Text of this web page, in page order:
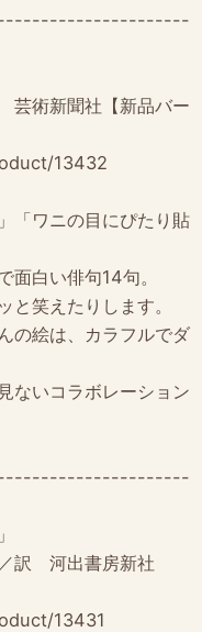
術新聞社【新品バー
13432
「ワニの目にぴたり貼
面白い俳句14句。
笑えたりします。
の絵は、カラフルでダ
ないコラボレーション
訳 河出書房新社
13431